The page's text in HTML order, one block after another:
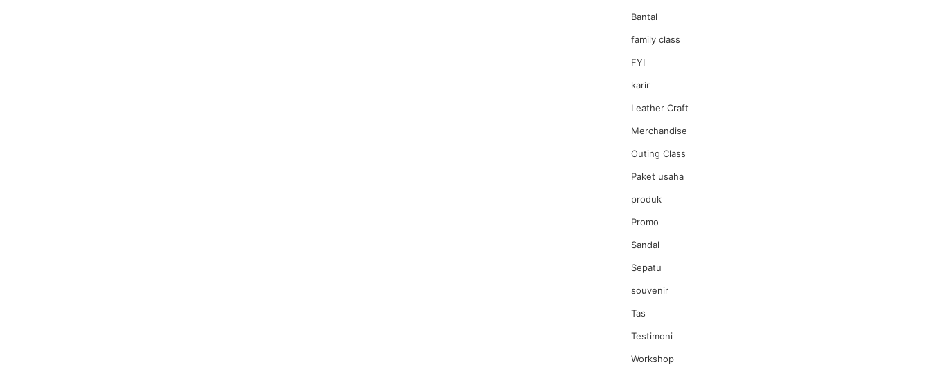
Bantal
family class
FYI
karir
Leather Craft
Merchandise
Outing Class
Paket usaha
produk
Promo
Sandal
Sepatu
souvenir
Tas
Testimoni
Workshop